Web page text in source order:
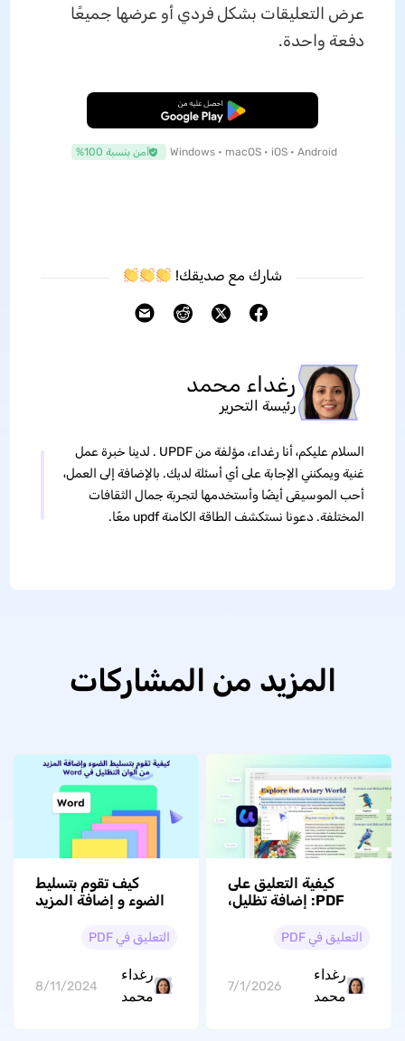
عرض التعليقات بشكل فردي أو عرضها جميعًا
دفعة واحدة.
تنزيل مجاني
Windows • macOS • iOS • Android آمن بنسبة 100%
شارك مع صديقك!
رغداء محمد
رئيسة التحرير
السلام عليكم، أنا رغداء، مؤلفة من UPDF . لدينا خبرة عمل
غنية ويمكنني الإجابة على أي أسئلة لديك. بالإضافة إلى العمل،
أحب الموسيقى أيضًا وأستخدمها لتجربة جمال الثقافات
المختلفة. دعونا نستكشف الطاقة الكامنة updf معًا.
المزيد من المشاركات
كيفية التعليق على
PDF: إضافة تظليل،
التعليق في PDF
رغداء
محمد
7/1/2026
كيف تقوم بتسليط
الضوء و إضافة المزيد
التعليق في PDF
رغداء
محمد
8/11/2024